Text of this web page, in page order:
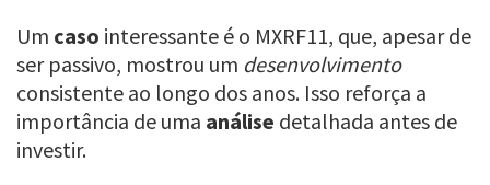
Um caso interessante é o MXRF11, que, apesar de
ser passivo, mostrou um desenvolvimento
consistente ao longo dos anos. Isso reforça a
importância de uma análise detalhada antes de
investir.